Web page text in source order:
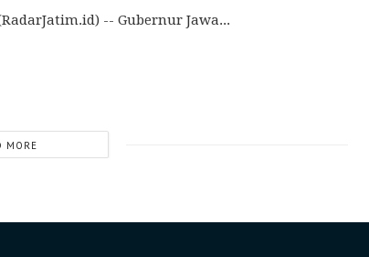
(RadarJatim.id) -- Gubernur Jawa...
MORE